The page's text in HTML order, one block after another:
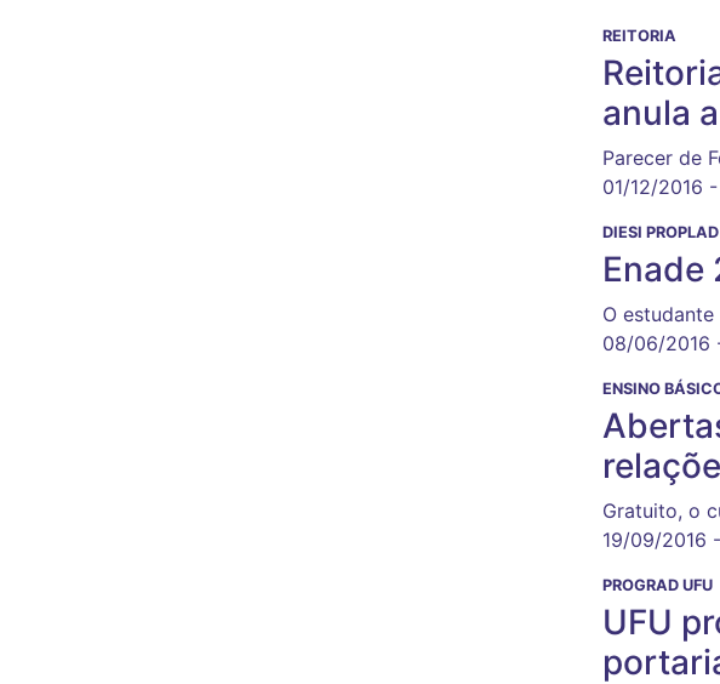
REITORIA
anula
Parecer de
01/12/2016 -
DIESI PROPLAD
Enade
O
08/06/2016
ENSINO
Gratuito, o
19/09/2016
PROGRAD UFU
UFU